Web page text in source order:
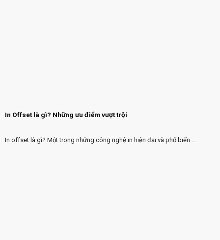
In Offset là gì? Những ưu điểm vượt trội
In offset là gì? Một trong những công nghệ in hiện đại và phổ biến ...